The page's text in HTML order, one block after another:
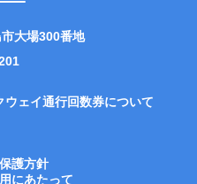
大場300番地
ェイ通行回数券について
護方針
にあたって